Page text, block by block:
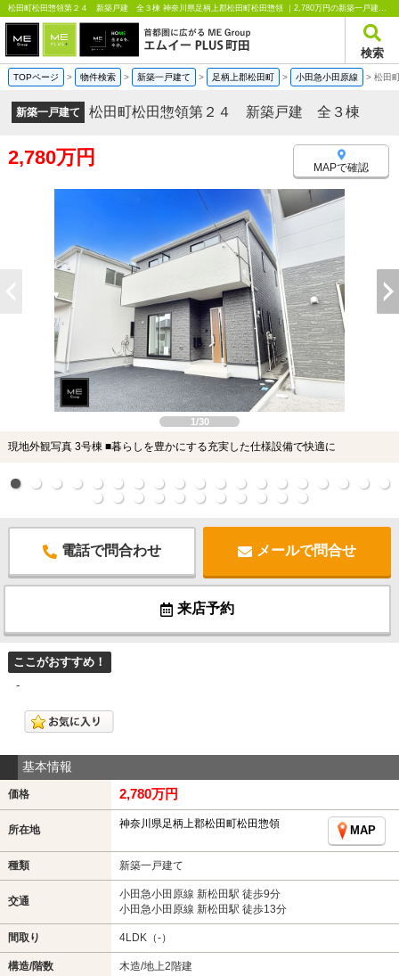
松田町松田惣領第２４ 新築戸建 全３棟 神奈川県足柄上郡松田町松田惣領 ｜2,780万円の新築一戸建て｜分譲住宅や新築物件｜エムイーPLUS町田
検索
TOPページ > 物件検索 > 新築一戸建て > 足柄上郡松田町 > 小田急小田原線 > 松田
新築一戸建て 松田町松田惣領第２４ 新築戸建 全３棟
2,780万円 MAPで確認
1/30
現地外観写真 3号棟 ■暮らしを豊かにする充実した仕様設備で快適に
電話で問合わせ メールで問合せ
来店予約
ここがおすすめ！
-
基本情報
価格 2,780万円
所在地 神奈川県足柄上郡松田町松田惣領
MAP
種類 新築一戸建て
交通
小田急小田原線 新松田駅 徒歩9分
小田急小田原線 新松田駅 徒歩13分
間取り 4LDK（-）
構造/階数 木造/地上2階建